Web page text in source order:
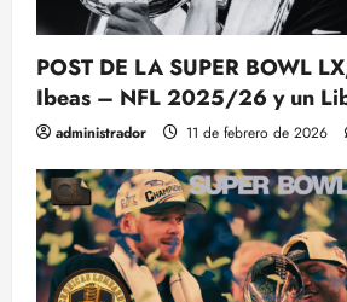
POST DE LA SUPER BOWL
Ibeas – NFL 2025/26 y un
administrador 11 de febrero de 2026